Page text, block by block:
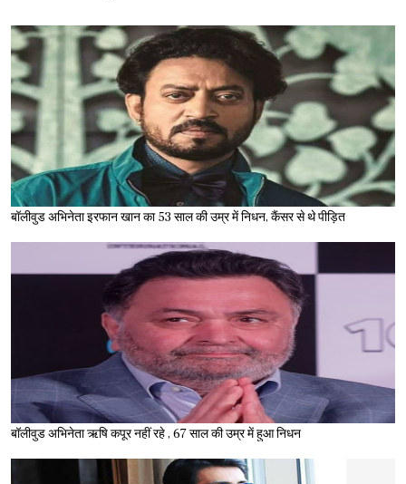
बॉलीवुड अभिनेता इरफान खान का 53 साल की उम्र में निधन, कैंसर से थे पीड़ित
बॉलीवुड अभिनेता ऋषि कपूर नहीं रहे , 67 साल की उम्र में हुआ निधन